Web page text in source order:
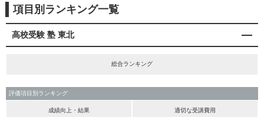
項目別ランキング一覧
高校受験 塾 東北
総合ランキング
評価項目別ランキング
成績向上・結果 適切な受講費用